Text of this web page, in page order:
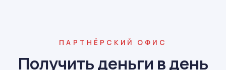
ПАРТНЁРСКИЙ ОФИС
Получить деньги в день